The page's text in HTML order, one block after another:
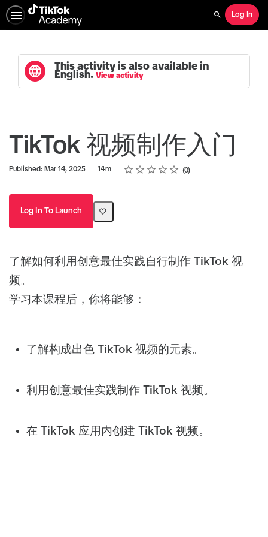
Search
Log In
This activity is also available in
English. View activity
TikTok 视频制作入门
Published: Mar 14, 2025
Duration 14m Rating
1 star
2 stars
3 stars
4 stars
5 stars
Average rating: 0 0
No reviews
Log In To Launch
了解如何利用创意最佳实践自行制作 TikTok 视
频。
学习本课程后，你将能够：
了解构成出色 TikTok 视频的元素。
利用创意最佳实践制作 TikTok 视频。
在 TikTok 应用内创建 TikTok 视频。